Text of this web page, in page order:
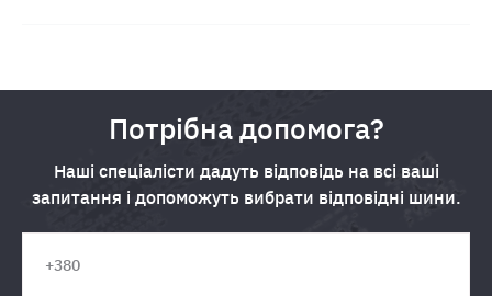
Потрібна допомога?
Наші спеціалісти дадуть відповідь на всі ваші
запитання і допоможуть вибрати відповідні шини.